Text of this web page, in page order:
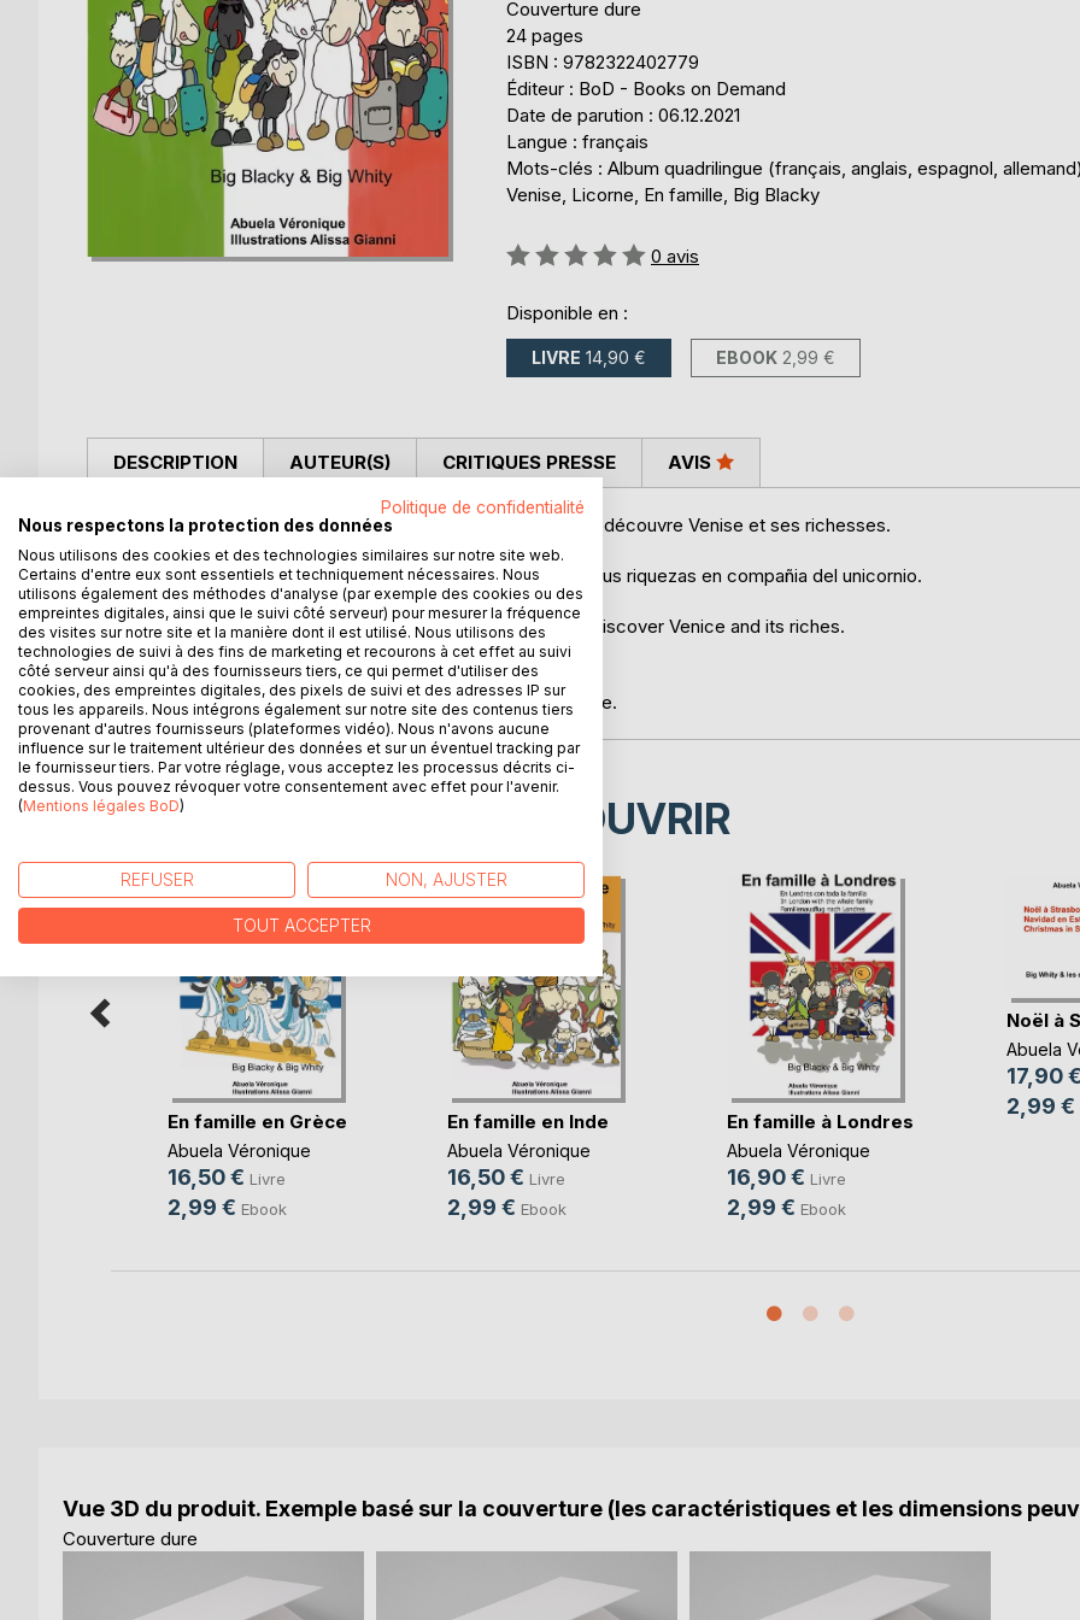
Couverture dure
24 pages
ISBN : 9782322402779
Éditeur : BoD - Books on Demand
Date de parution : 06.12.2021
Langue : français
Mots-clés : Album quadrilingue (français, anglais, espagnol,
Venise, Licorne, En famille, Big Blacky
Évaluation:
0 avis
Disponible en :
LIVRE 14,90 € EBOOK 2,99 €
DESCRIPTION
Grâce à la licorne, la famille de Big Blacky et de Big Whity découvre Venise et ses richesses.
La familia de Big Blacky y Big Whity descubre Venecia y sus riquezas en compañia del unicornio.
Thanks to the unicorn, Big Blacky and Big Whity's family discover Venice and its riches.
Mit dem Einhorn als Reiseführer entdeckt die Familie von
Big Blacky und Big Whity Venedig und seine vielen Schätze.
AUTEUR(S) CRITIQUES PRESSE AVIS
D’AUTRES TITRES À DÉCOUVRIR
En famille en Grèce
Abuela Véronique
16,50 € Livre
2,99 € Ebook
En famille en Inde
Abuela Véronique
16,50 € Livre
2,99 € Ebook
En famille à Londres
Abuela Véronique
16,90 € Livre
2,99 € Ebook
Noël à
Abuela
17,90 €
2,99 €
Vue 3D du produit. Exemple basé sur la couverture (les caractéristiques et les dimensions
Couverture dure
Politique de confidentialité
Nous respectons la protection des données
Nous utilisons des cookies et des technologies similaires sur notre site web.
Certains d'entre eux sont essentiels et techniquement nécessaires. Nous
utilisons également des méthodes d'analyse (par exemple des cookies ou des
empreintes digitales, ainsi que le suivi côté serveur) pour mesurer la fréquence
des visites sur notre site et la manière dont il est utilisé. Nous utilisons des
technologies de suivi à des fins de marketing et recourons à cet effet au suivi
côté serveur ainsi qu'à des fournisseurs tiers, ce qui permet d'utiliser des
cookies, des empreintes digitales, des pixels de suivi et des adresses IP sur
tous les appareils. Nous intégrons également sur notre site des contenus tiers
provenant d'autres fournisseurs (plateformes vidéo). Nous n'avons aucune
influence sur le traitement ultérieur des données et sur un éventuel tracking par
le fournisseur tiers. Par votre réglage, vous acceptez les processus décrits ci-
dessus. Vous pouvez révoquer votre consentement avec effet pour l'avenir.
(Mentions légales BoD)
REFUSER NON, AJUSTER
TOUT ACCEPTER